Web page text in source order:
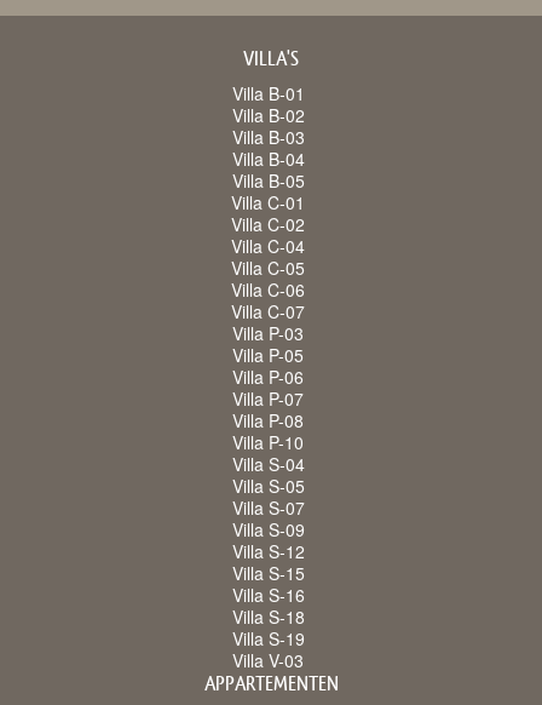
VILLA'S
Villa B-01
Villa B-02
Villa B-03
Villa B-04
Villa B-05
Villa C-01
Villa C-02
Villa C-04
Villa C-05
Villa C-06
Villa C-07
Villa P-03
Villa P-05
Villa P-06
Villa P-07
Villa P-08
Villa P-10
Villa S-04
Villa S-05
Villa S-07
Villa S-09
Villa S-12
Villa S-15
Villa S-16
Villa S-18
Villa S-19
Villa V-03
APPARTEMENTEN